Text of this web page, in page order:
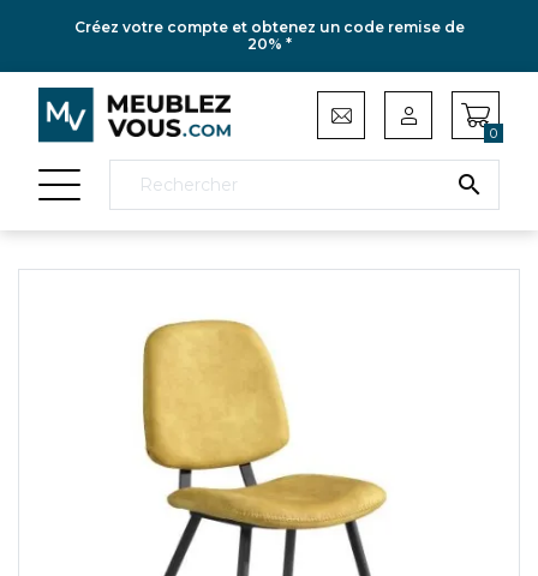
Créez votre compte et obtenez un code remise de
20% *

0